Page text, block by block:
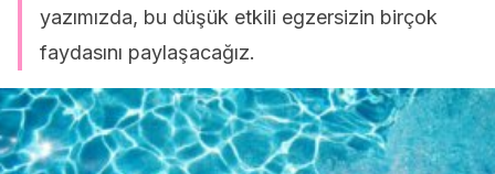
yazımızda, bu düşük etkili egzersizin birçok
faydasını paylaşacağız.